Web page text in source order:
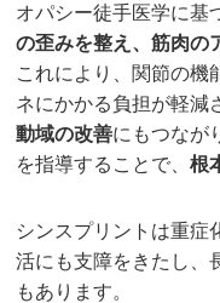
オパシー徒手医学に基
の歪みを整え、筋肉の
これにより、関節の機
ネにかかる負担が軽減
動域の改善にもつなが
を指導することで、根
シンスプリントは重症
活にも支障をきたし、
もあります。